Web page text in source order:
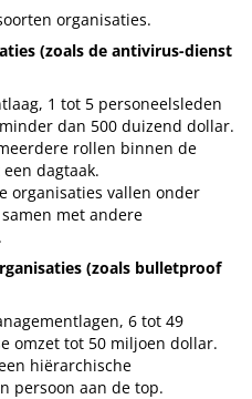
organisaties.
(zoals de antivirus-dienst
1 tot 5 personeelsleden
dan 500 duizend dollar.
rollen binnen de
dagtaak.
organisaties vallen onder
met andere
(zoals bulletproof
6 tot 49
omzet tot 50 miljoen dollar.
hiërarchische
persoon aan de top.